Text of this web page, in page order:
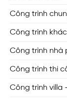
Công trình
Công trình
Công trình nhà
Công trình thi
Công trình villa